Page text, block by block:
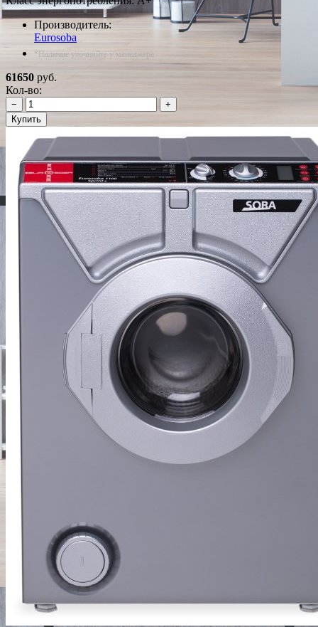
Производитель:
Eurosoba
*Наличие уточняйте у менеджера
61650 руб.
Кол-во:
−
+
Купить